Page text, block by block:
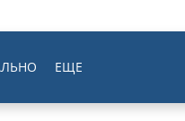
ЕЩЕ